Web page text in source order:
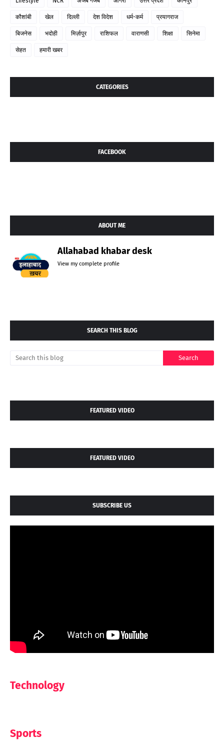
कौशांबी खेल दिल्ली देश विदेश धर्म-कर्म प्रयागराज
बिजनेस भदोही मिर्ज़ापुर राशिफल वाराणसी शिक्षा सिनेमा
सेहत हमारी खबर
CATEGORIES
FACEBOOK
ABOUT ME
Allahabad khabar desk
View my complete profile
SEARCH THIS BLOG
FEATURED VIDEO
FEATURED VIDEO
SUBSCRIBE US
Technology
Sports